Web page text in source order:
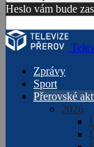
Heslo vám bude
Zprávy
Sport
Přerovské
2026